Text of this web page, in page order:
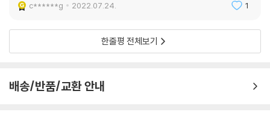
c******g 2022.07.24. 1
한줄평 전체보기
배송/반품/교환 안내